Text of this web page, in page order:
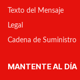
Texto del Mensaje
Legal
Cadena de Suministro
MANTENTE AL DÍA